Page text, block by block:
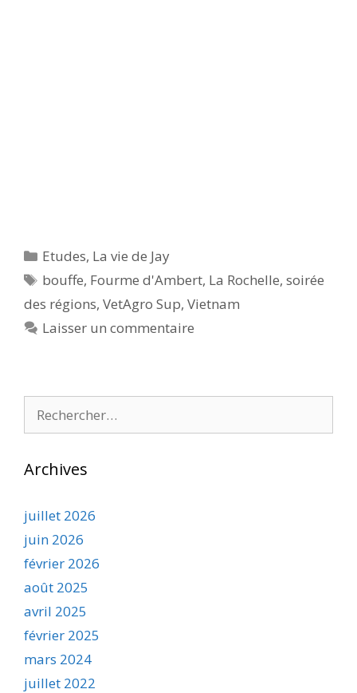
Catégories
Etudes, La vie de Jay
Étiquettes
bouffe, Fourme d'Ambert, La Rochelle,soirée
des régions, VetAgro Sup, Vietnam
Laisser un commentaire
Archives
juillet 2026
juin 2026
février 2026
août 2025
avril 2025
février 2025
mars 2024
juillet 2022